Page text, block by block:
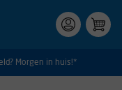
Morgen in huis!*